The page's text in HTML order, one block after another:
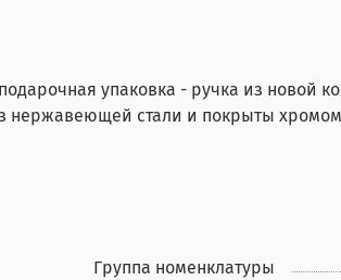
упаковка - ручка из новой
нержавеющей стали и покрыты
Группа номенклатуры